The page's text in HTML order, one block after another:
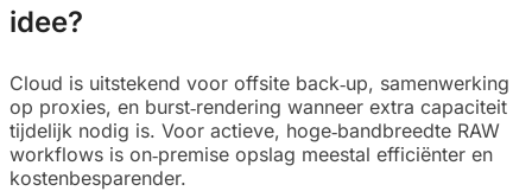
idee?
Cloud is uitstekend voor offsite back‑up, samenwerking
op proxies, en burst‑rendering wanneer extra capaciteit
tijdelijk nodig is. Voor actieve, hoge‑bandbreedte RAW
workflows is on‑premise opslag meestal efficiënter en
kostenbesparender.